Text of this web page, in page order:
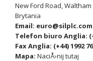
New Ford Road,
Brytania
Email: euro@silplc.com
Telefon biuro Anglia:
Fax Anglia: (+44)1992
Mapa: NaciÅ›nij tutaj